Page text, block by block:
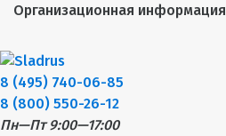
Организационная информация
8 (495) 740-06-85
8 (800) 550-26-12
Пн—Пт 9:00—17:00